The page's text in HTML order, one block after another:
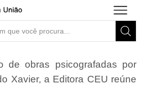
Search
de obras psicografadas por
Xavier, a Editora CEU reúne